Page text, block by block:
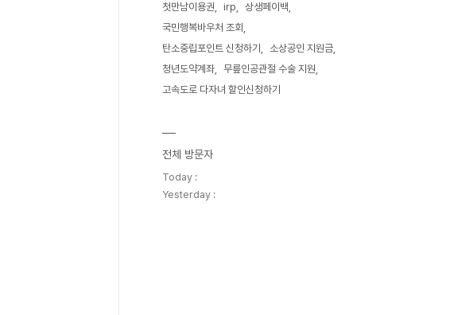
첫만남이용권
irp
상생페이백
국민행복바우처 조회
탄소중립포인트 신청하기
소상공인 지원금
청년도약계좌
무릎인공관절 수술 지원
고속도로 다자녀 할인신청하기
전체 방문자
Today :
Yesterday :